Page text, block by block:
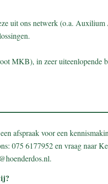
uit ons netwerk (o.a. Auxilium
MKB), in zeer
afspraak voor een
075 6177952 en vraag naar